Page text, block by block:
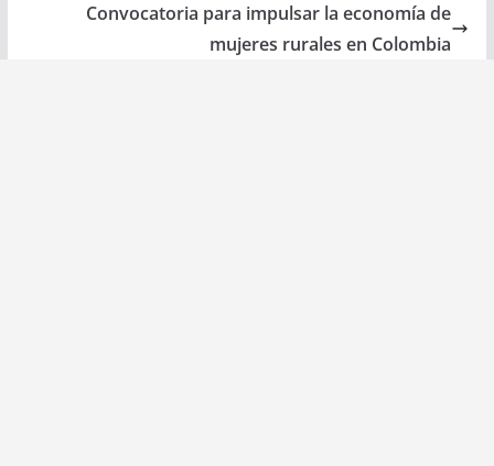
Convocatoria para impulsar la economía de
mujeres rurales en Colombia